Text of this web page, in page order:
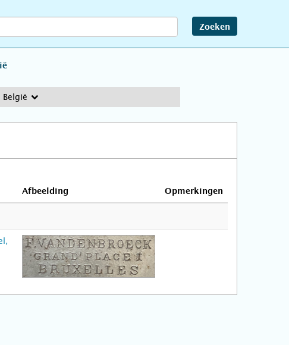
Zoeken
België
Afbeelding Opmerkingen